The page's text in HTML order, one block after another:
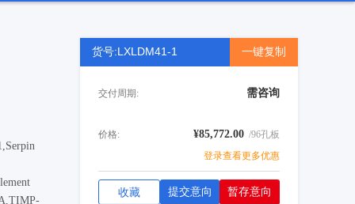
货号:LXLDM41-1 一键复制
交付周期: 需咨询
价格: ¥85,772.00 /96孔板
登录查看更多优惠
收藏 提交意向 暂存意向